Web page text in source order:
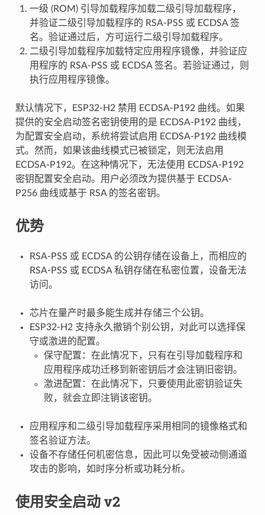
一级 (ROM) 引导加载程序加载二级引导加载程序，
并验证二级引导加载程序的 RSA-PSS 或 ECDSA 签
名。验证通过后，方可运行二级引导加载程序。
二级引导加载程序加载特定应用程序镜像，并验证应
用程序的 RSA-PSS 或 ECDSA 签名。若验证通过，则
执行应用程序镜像。
默认情况下，ESP32-H2 禁用 ECDSA-P192 曲线。如果
提供的安全启动签名密钥使用的是 ECDSA-P192 曲线，
为配置安全启动，系统将尝试启用 ECDSA-P192 曲线模
式。然而，如果该曲线模式已被锁定，则无法启用
ECDSA-P192。在这种情况下，无法使用 ECDSA-P192
密钥配置安全启动。用户必须改为提供基于 ECDSA-
P256 曲线或基于 RSA 的签名密钥。
优势
RSA-PSS 或 ECDSA 的公钥存储在设备上，而相应的
RSA-PSS 或 ECDSA 私钥存储在私密位置，设备无法
访问。
芯片在量产时最多能生成并存储三个公钥。
ESP32-H2 支持永久撤销个别公钥，对此可以选择保
守或激进的配置。
保守配置：在此情况下，只有在引导加载程序和
应用程序成功迁移到新密钥后才会注销旧密钥。
激进配置：在此情况下，只要使用此密钥验证失
败，就会立即注销该密钥。
应用程序和二级引导加载程序采用相同的镜像格式和
签名验证方法。
设备不存储任何机密信息，因此可以免受被动侧通道
攻击的影响，如时序分析或功耗分析。
使用安全启动 v2